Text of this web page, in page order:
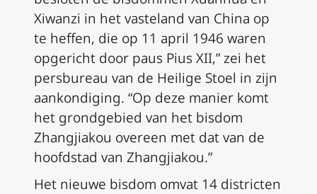
Xiwanzi in het vasteland van China op
te heffen, die op 11 april 1946 waren
opgericht door paus Pius XII,” zei het
persbureau van de Heilige Stoel in zijn
aankondiging. “Op deze manier komt
het grondgebied van het bisdom
Zhangjiakou overeen met dat van de
hoofdstad van Zhangjiakou.”
Het nieuwe bisdom omvat 14 districten